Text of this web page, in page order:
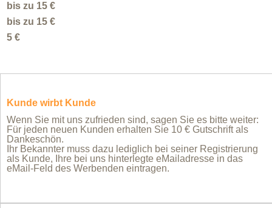
bis zu 15 €
bis zu 15 €
5 €
Kunde wirbt Kunde
Wenn Sie mit uns zufrieden sind, sagen Sie es bitte weiter:
Für jeden neuen Kunden erhalten Sie 10 € Gutschrift als
Dankeschön.
Ihr Bekannter muss dazu lediglich bei seiner Registrierung
als Kunde, Ihre bei uns hinterlegte eMailadresse in das
eMail-Feld des Werbenden eintragen.